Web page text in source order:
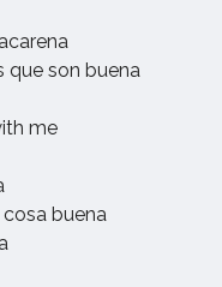
que son buena
me
buena